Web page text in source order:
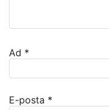
Ad *
E-posta *